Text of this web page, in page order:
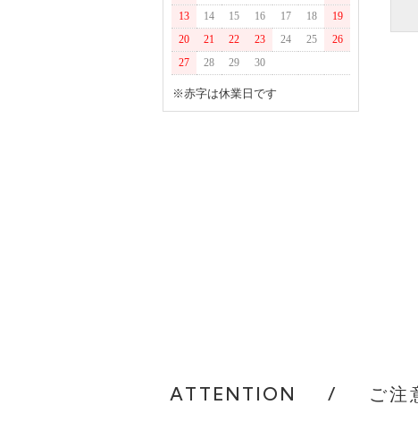
13
14 15 16 17 18
19
20
21 22 23 24 25
26
27
28 29 30
※赤字は休業日です
ATTENTION / ご注